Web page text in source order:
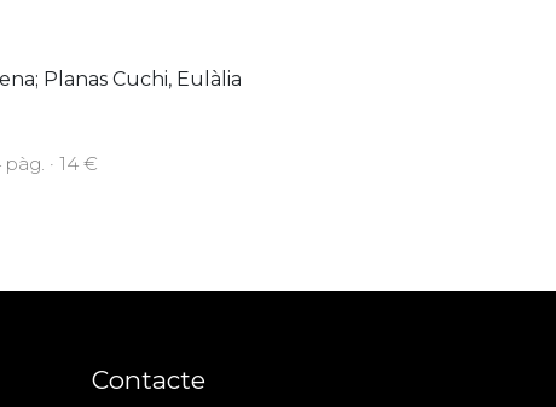
Planas Cuchi, Eulàlia
· 14 €
Contacte